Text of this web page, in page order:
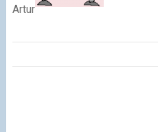
Artur